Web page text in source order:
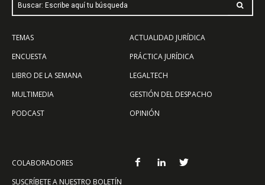
Buscar: Escribe aquí tu búsqueda
TEMAS
ENCUESTA
LIBRO DE LA SEMANA
MULTIMEDIA
PODCAST
ACTUALIDAD JURÍDICA
PRÁCTICA JURÍDICA
LEGALTECH
GESTIÓN DEL DESPACHO
OPINIÓN
COLABORADORES
SUSCRÍBETE A NUESTRO BOLETÍN